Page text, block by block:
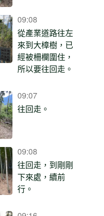
09:08
從產業道路往左
來到大樟樹，已
經被柵欄圍住，
所以要往回走。
09:07
往回走。
09:08
往回走，到剛剛
下來處，續前
行。